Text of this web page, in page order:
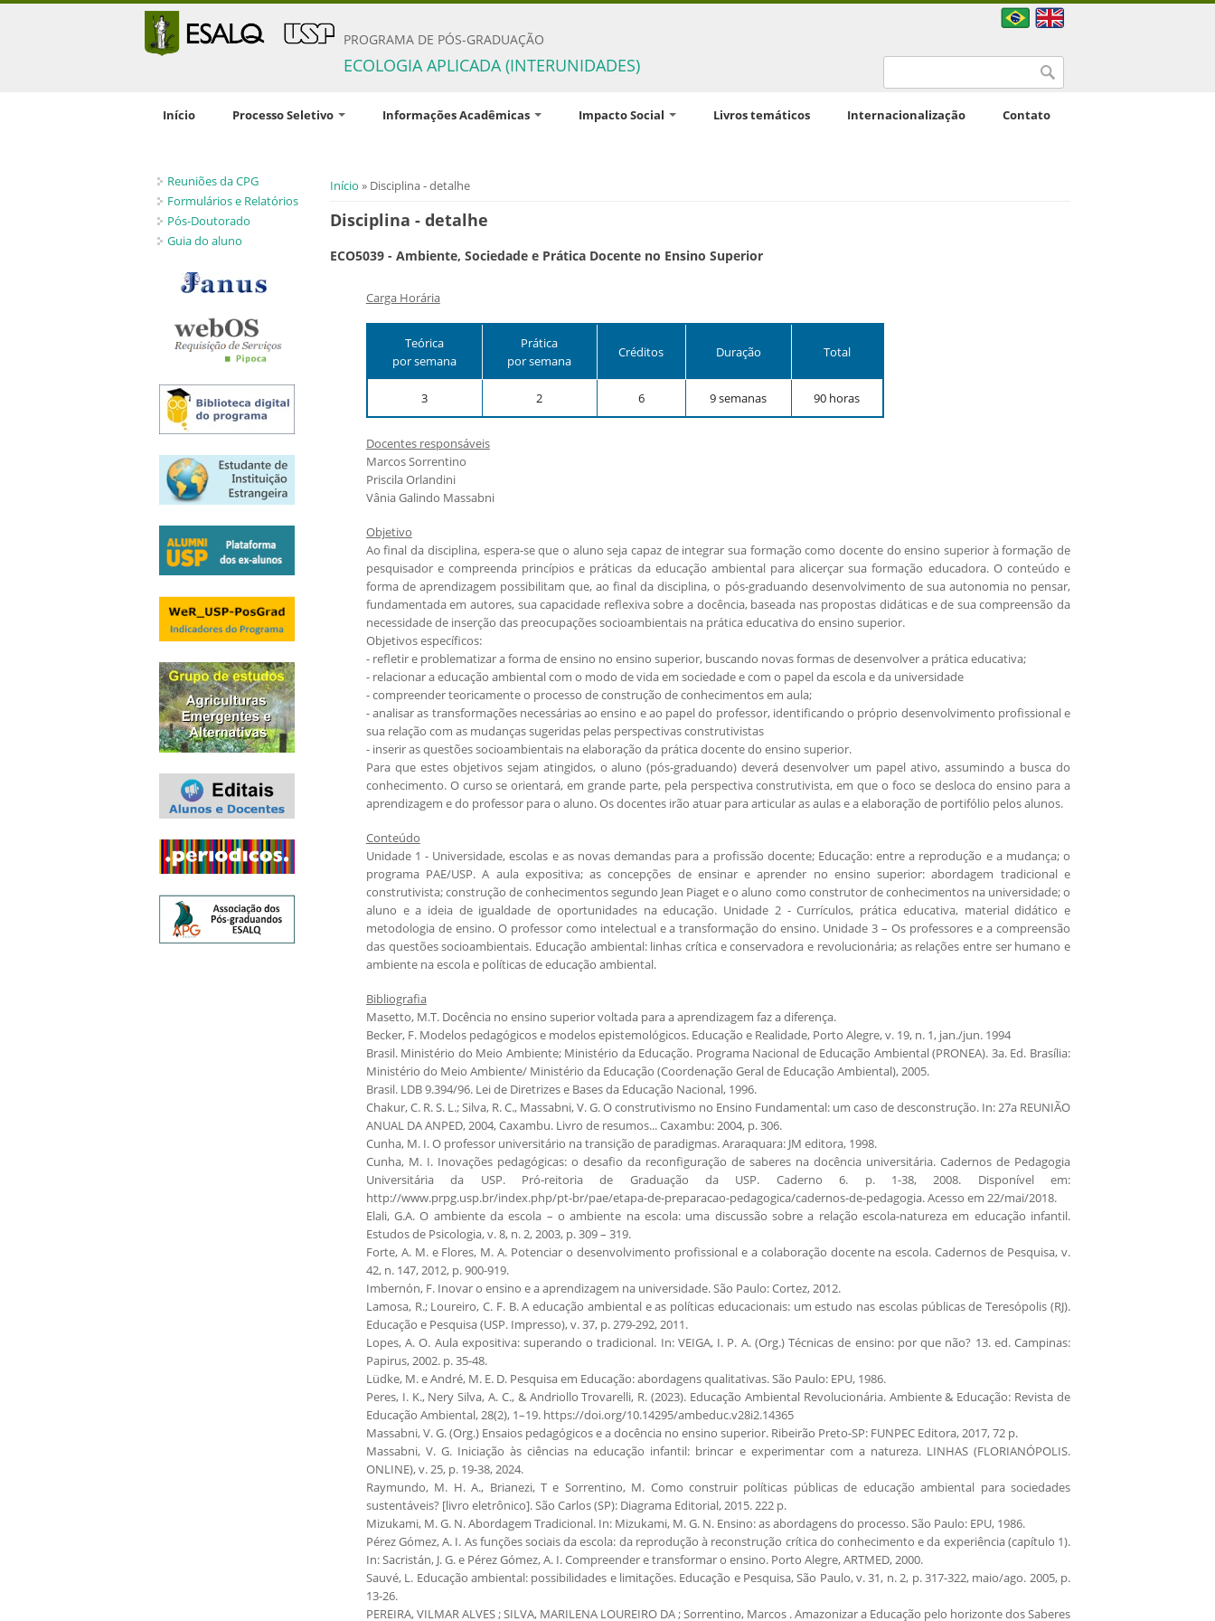
PROGRAMA DE PÓS-GRADUAÇÃO
ECOLOGIA APLICADA (INTERUNIDADES)
Início Processo Seletivo
Documentação solicitada
Condições gerais
Critérios de seleção
Orientadores disponíveis e
Candidatos estrangeiros
Bolsas
Inscrições recebidas
Exames e arguições
Resultado da seleção
Informações Acadêmicas
Orientadores e linhas de
Disciplinas do programa
Normas, regimentos e
Impacto Social Livros temáticos Internacionalização Contato
Você está aqui
Início » Disciplina - detalhe
Disciplina - detalhe
ECO5039 - Ambiente, Sociedade e Prática Docente no Ensino Superior
Carga Horária
Teórica
por semana
Prática
por semana
Créditos Duração Total
3 2 6 9 semanas 90 horas
Docentes responsáveis
Marcos Sorrentino
Priscila Orlandini
Vânia Galindo Massabni
Objetivo
Ao final da disciplina, espera-se que o aluno seja capaz de integrar sua formação como docente do ensino superior à formação de
pesquisador e compreenda princípios e práticas da educação ambiental para alicerçar sua formação educadora. O conteúdo e
forma de aprendizagem possibilitam que, ao final da disciplina, o pós-graduando desenvolvimento de sua autonomia no pensar,
fundamentada em autores, sua capacidade reflexiva sobre a docência, baseada nas propostas didáticas e de sua compreensão da
necessidade de inserção das preocupações socioambientais na prática educativa do ensino superior.
Objetivos específicos:
- refletir e problematizar a forma de ensino no ensino superior, buscando novas formas de desenvolver a prática educativa;
- relacionar a educação ambiental com o modo de vida em sociedade e com o papel da escola e da universidade
- compreender teoricamente o processo de construção de conhecimentos em aula;
- analisar as transformações necessárias ao ensino e ao papel do professor, identificando o próprio desenvolvimento profissional e
sua relação com as mudanças sugeridas pelas perspectivas construtivistas
- inserir as questões socioambientais na elaboração da prática docente do ensino superior.
Para que estes objetivos sejam atingidos, o aluno (pós-graduando) deverá desenvolver um papel ativo, assumindo a busca do
conhecimento. O curso se orientará, em grande parte, pela perspectiva construtivista, em que o foco se desloca do ensino para a
aprendizagem e do professor para o aluno. Os docentes irão atuar para articular as aulas e a elaboração de portifólio pelos alunos.
Conteúdo
Unidade 1 - Universidade, escolas e as novas demandas para a profissão docente; Educação: entre a reprodução e a mudança; o
programa PAE/USP. A aula expositiva; as concepções de ensinar e aprender no ensino superior: abordagem tradicional e
construtivista; construção de conhecimentos segundo Jean Piaget e o aluno como construtor de conhecimentos na universidade; o
aluno e a ideia de igualdade de oportunidades na educação. Unidade 2 - Currículos, prática educativa, material didático e
metodologia de ensino. O professor como intelectual e a transformação do ensino. Unidade 3 – Os professores e a compreensão
das questões socioambientais. Educação ambiental: linhas crítica e conservadora e revolucionária; as relações entre ser humano e
ambiente na escola e políticas de educação ambiental.
Bibliografia
Masetto, M.T. Docência no ensino superior voltada para a aprendizagem faz a diferença.
Becker, F. Modelos pedagógicos e modelos epistemológicos. Educação e Realidade, Porto Alegre, v. 19, n. 1, jan./jun. 1994
Brasil. Ministério do Meio Ambiente; Ministério da Educação. Programa Nacional de Educação Ambiental (PRONEA). 3a. Ed. Brasília:
Ministério do Meio Ambiente/ Ministério da Educação (Coordenação Geral de Educação Ambiental), 2005.
Brasil. LDB 9.394/96. Lei de Diretrizes e Bases da Educação Nacional, 1996.
Chakur, C. R. S. L.; Silva, R. C., Massabni, V. G. O construtivismo no Ensino Fundamental: um caso de desconstrução. In: 27a REUNIÃO
ANUAL DA ANPED, 2004, Caxambu. Livro de resumos... Caxambu: 2004, p. 306.
Cunha, M. I. O professor universitário na transição de paradigmas. Araraquara: JM editora, 1998.
Cunha, M. I. Inovações pedagógicas: o desafio da reconfiguração de saberes na docência universitária. Cadernos de Pedagogia
Universitária da USP. Pró-reitoria de Graduação da USP. Caderno 6. p. 1-38, 2008. Disponível em:
http://www.prpg.usp.br/index.php/pt-br/pae/etapa-de-preparacao-pedagogica/cadernos-de-pedagogia. Acesso em 22/mai/2018.
Elali, G.A. O ambiente da escola – o ambiente na escola: uma discussão sobre a relação escola-natureza em educação infantil.
Estudos de Psicologia, v. 8, n. 2, 2003, p. 309 – 319.
Forte, A. M. e Flores, M. A. Potenciar o desenvolvimento profissional e a colaboração docente na escola. Cadernos de Pesquisa, v.
42, n. 147, 2012, p. 900-919.
Imbernón, F. Inovar o ensino e a aprendizagem na universidade. São Paulo: Cortez, 2012.
Lamosa, R.; Loureiro, C. F. B. A educação ambiental e as políticas educacionais: um estudo nas escolas públicas de Teresópolis (RJ).
Educação e Pesquisa (USP. Impresso), v. 37, p. 279-292, 2011.
Lopes, A. O. Aula expositiva: superando o tradicional. In: VEIGA, I. P. A. (Org.) Técnicas de ensino: por que não? 13. ed. Campinas:
Papirus, 2002. p. 35-48.
Lüdke, M. e André, M. E. D. Pesquisa em Educação: abordagens qualitativas. São Paulo: EPU, 1986.
Peres, I. K., Nery Silva, A. C., & Andriollo Trovarelli, R. (2023). Educação Ambiental Revolucionária. Ambiente & Educação: Revista de
Educação Ambiental, 28(2), 1–19. https://doi.org/10.14295/ambeduc.v28i2.14365
Massabni, V. G. (Org.) Ensaios pedagógicos e a docência no ensino superior. Ribeirão Preto-SP: FUNPEC Editora, 2017, 72 p.
Massabni, V. G. Iniciação às ciências na educação infantil: brincar e experimentar com a natureza. LINHAS (FLORIANÓPOLIS.
ONLINE), v. 25, p. 19-38, 2024.
Raymundo, M. H. A., Brianezi, T e Sorrentino, M. Como construir políticas públicas de educação ambiental para sociedades
sustentáveis? [livro eletrônico]. São Carlos (SP): Diagrama Editorial, 2015. 222 p.
Mizukami, M. G. N. Abordagem Tradicional. In: Mizukami, M. G. N. Ensino: as abordagens do processo. São Paulo: EPU, 1986.
Pérez Gómez, A. I. As funções sociais da escola: da reprodução à reconstrução crítica do conhecimento e da experiência (capítulo 1).
In: Sacristán, J. G. e Pérez Gómez, A. I. Compreender e transformar o ensino. Porto Alegre, ARTMED, 2000.
Sauvé, L. Educação ambiental: possibilidades e limitações. Educação e Pesquisa, São Paulo, v. 31, n. 2, p. 317-322, maio/ago. 2005, p.
13-26.
PEREIRA, VILMAR ALVES ; SILVA, MARILENA LOUREIRO DA ; Sorrentino, Marcos . Amazonizar a Educação pelo horizonte dos Saberes
Reuniões da CPG
Formulários e Relatórios
Pós-Doutorado
Guia do aluno